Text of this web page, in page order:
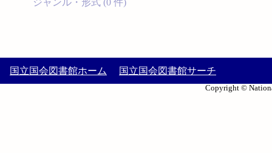
国立国会図書館ホーム 国立国会図書館サーチ
Copyright ©